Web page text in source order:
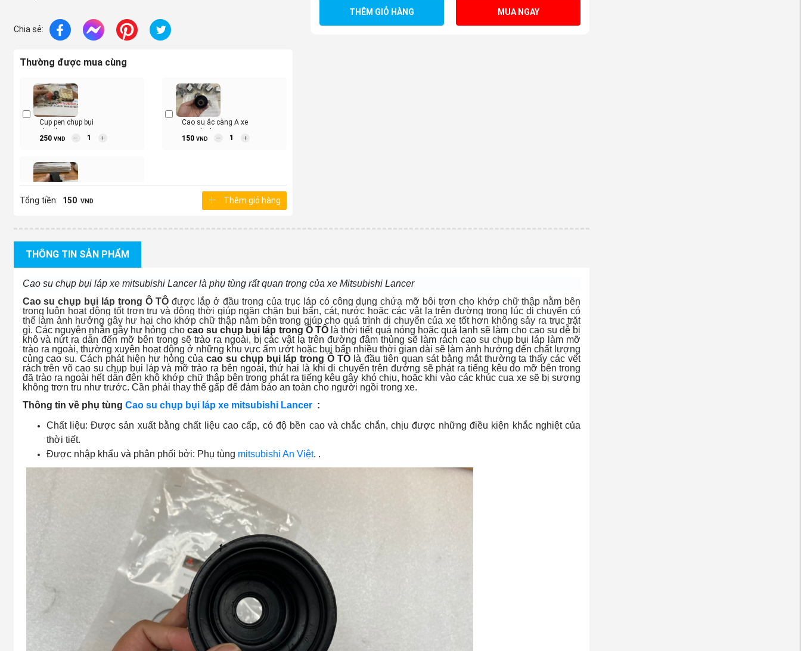
Chia sẻ:
Thường được mua cùng
Cup pen chụp bụi
Mitsubishi Lancer
250 VND
Cao su ắc càng A xe
150 VND
Cao su ốp cân bằng
Tổng tiền: 150 VND Thêm giỏ hàng
THÊM GIỎ HÀNG MUA NGAY
THÔNG TIN SẢN PHẨM
Cao su chụp bụi láp xe mitsubishi Lancer là phụ tùng rất quan trọng của xe Mitsubishi Lancer
Cao su chụp bụi láp trong Ô TÔđược lắp ở đầu trong của trục láp có công dụng chứa mỡ bôi trơn cho khớp chữ thập nằm bên
trong luôn hoạt động tốt trơn tru và đông thời giúp ngăn chặn bụi bẩn, cát, nước hoặc các vật lạ trên đường trong lúc di chuyển có
thể làm ảnh hưởng gây hư hại cho khớp chữ thập nằm bên trong giúp cho quá trình di chuyển của xe tốt hơn không sảy ra trục trặt
gì. Các nguyên nhân gây hư hỏng chocao su chụp bụi láp trong Ô TÔlà thời tiết quá nóng hoặc quá lạnh sẽ làm cho cao su dễ bị
khô và nứt ra dẫn đến mỡ bên trong sẽ trào ra ngoài, bị các vật lạ trên đường đâm thủng sẽ làm rách cao su chụp bụi láp làm mỡ
trào ra ngoài, thường xuyên hoạt động ở những khu vực ẩm ướt hoặc bụi bẩn nhiều thời gian dài sẽ làm ảnh hưởng đến chất lượng
củng cao su. Cách phát hiện hư hỏng của cao su chụp bụi láp trong Ô TÔ là đầu tiên quan sát bằng mắt thường ta thấy các vết
rách trên võ cao su chụp bụi láp và mỡ trào ra bên ngoài, thứ hai là khi di chuyển trên đường sẽ phát ra tiếng kêu do mỡ bên trong
đã trào ra ngoài hết dẫn đên khô khớp chữ thập bên trong phát ra tiếng kêu gây khó chịu, hoặc khi vào các khúc cua xe sẽ bị sượng
không trơn tru như trước. Cần phải thay thế gấp để đảm bảo an toàn cho người ngồi trong xe.
Thông tin về phụ tùng Cao su chụp bụi láp xe mitsubishi Lancer :
Chất liệu: Được sản xuất bằng chất liệu cao cấp, có độ bền cao và chắc chắn, chịu được những điều kiện khắc nghiệt của
thời tiết.
Được nhập khẩu và phân phối bởi: Phụ tùng mitsubishi An Việt. .